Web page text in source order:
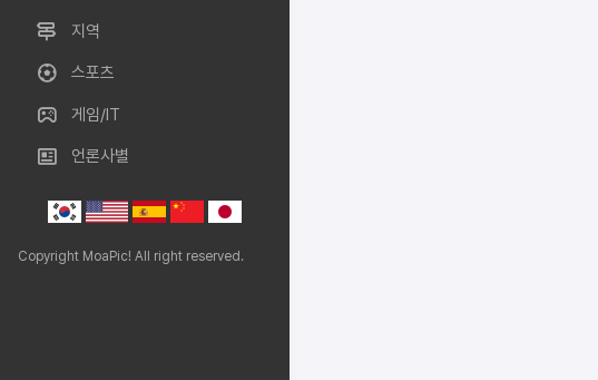
지역
스포츠
게임/IT
언론사별
Copyright MoaPic! All right reserved.